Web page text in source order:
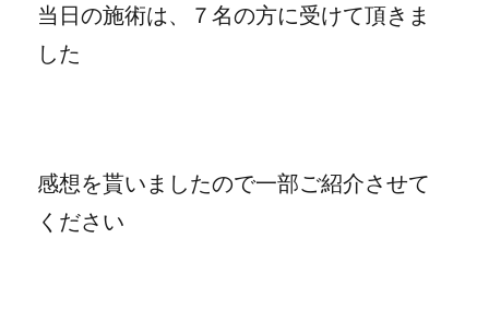
当日の施術は、７名の方に受けて頂きま
した
感想を貰いましたので一部ご紹介させて
ください